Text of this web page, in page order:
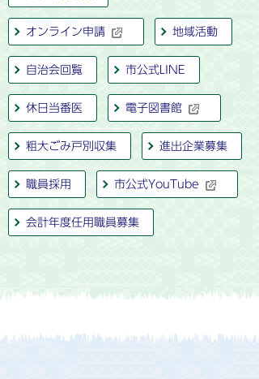
オンライン申請 地域活動
自治会回覧 市公式LINE
休日当番医 電子図書館
粗大ごみ戸別収集 進出企業募集
職員採用 市公式YouTube
会計年度任用職員募集